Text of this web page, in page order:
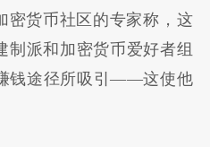
密货币社区的专家称，这
制派和加密货币爱好者组
钱途径所吸引——这使他